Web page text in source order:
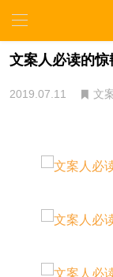
文案人必读的惊
2019.07.11 文